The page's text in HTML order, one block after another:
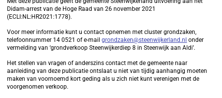
Didam-arrest van de Hoge Raad van 26 november 2021
(ECLI:NL:HR2021:1778).
Voor meer informatie kunt u contact opnemen met cluster grondzaken,
telefoonnummer 14 0521 of e-mailgrondzaken@steenwijkerland.nl onder
vermelding van ‘grondverkoop Steenwijkerdiep 8 in Steenwijk aan Aldi’.
Het stellen van vragen of anderszins contact met de gemeente naar
aanleiding van deze publicatie ontslaat u niet van tijdig aanhangig moeten
maken van voornoemd kort geding als u zich niet kunt verenigen met de
voorgenomen verkoop.